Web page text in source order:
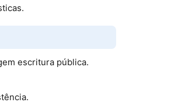
escritura pública.